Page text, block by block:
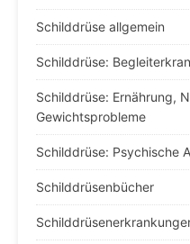
Schilddrüse allgemein
Schilddrüse:
Schilddrüse: Ernährung,
Gewichtsprobleme
Schilddrüse: Psychische
Schilddrüsenbücher